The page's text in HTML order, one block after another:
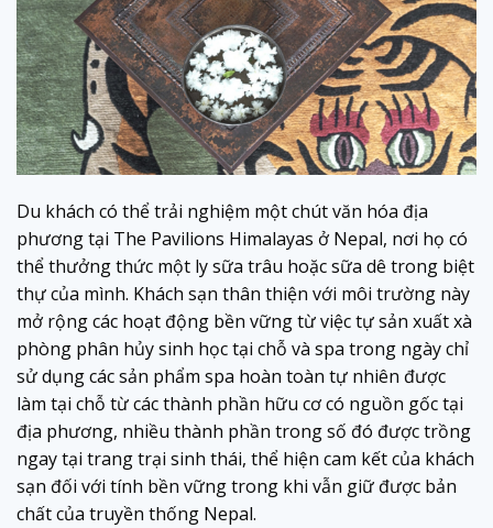
Du khách có thể trải nghiệm một chút văn hóa địa
phương tại The Pavilions Himalayas ở Nepal, nơi họ có
thể thưởng thức một ly sữa trâu hoặc sữa dê trong biệt
thự của mình. Khách sạn thân thiện với môi trường này
mở rộng các hoạt động bền vững từ việc tự sản xuất xà
phòng phân hủy sinh học tại chỗ và spa trong ngày chỉ
sử dụng các sản phẩm spa hoàn toàn tự nhiên được
làm tại chỗ từ các thành phần hữu cơ có nguồn gốc tại
địa phương, nhiều thành phần trong số đó được trồng
ngay tại trang trại sinh thái, thể hiện cam kết của khách
sạn đối với tính bền vững trong khi vẫn giữ được bản
chất của truyền thống Nepal.